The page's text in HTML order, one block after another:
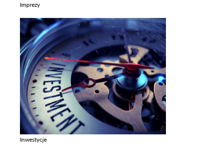
Imprezy
Inwestycje